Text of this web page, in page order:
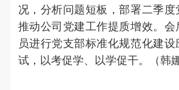
况，分析问题短板，部署二季度
推动公司党建工作提质增效。会
员进行党支部标准化规范化建
试，以考促学、以学促干。（韩娜